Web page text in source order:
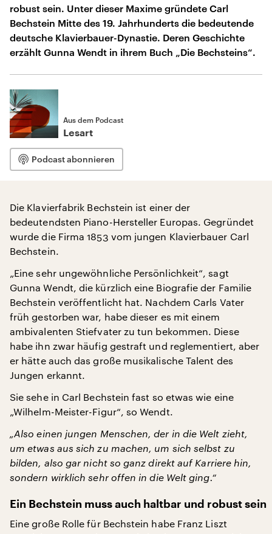
robust sein. Unter dieser Maxime gründete Carl
Bechstein Mitte des 19. Jahrhunderts die bedeutende
deutsche Klavierbauer-Dynastie. Deren Geschichte
erzählt Gunna Wendt in ihrem Buch „Die Bechsteins“.
Aus dem Podcast
Lesart
Podcast abonnieren
Die Klavierfabrik Bechstein ist einer der
bedeutendsten Piano-Hersteller Europas. Gegründet
wurde die Firma 1853 vom jungen Klavierbauer Carl
Bechstein.
„Eine sehr ungewöhnliche Persönlichkeit“, sagt
Gunna Wendt, die kürzlich eine Biografie der Familie
Bechstein veröffentlicht hat. Nachdem Carls Vater
früh gestorben war, habe dieser es mit einem
ambivalenten Stiefvater zu tun bekommen. Diese
habe ihn zwar häufig gestraft und reglementiert, aber
er hätte auch das große musikalische Talent des
Jungen erkannt.
Sie sehe in Carl Bechstein fast so etwas wie eine
„Wilhelm-Meister-Figur“, so Wendt.
„Also einen jungen Menschen, der in die Welt zieht,
um etwas aus sich zu machen, um sich selbst zu
bilden, also gar nicht so ganz direkt auf Karriere hin,
sondern wirklich sehr offen in die Welt ging.“
Ein Bechstein muss auch haltbar und robust sein
Eine große Rolle für Bechstein habe Franz Liszt